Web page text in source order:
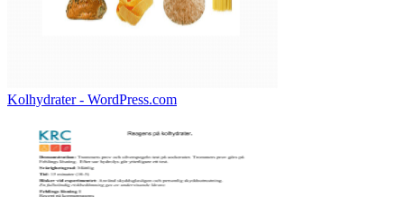
Kolhydrater - WordPress.com